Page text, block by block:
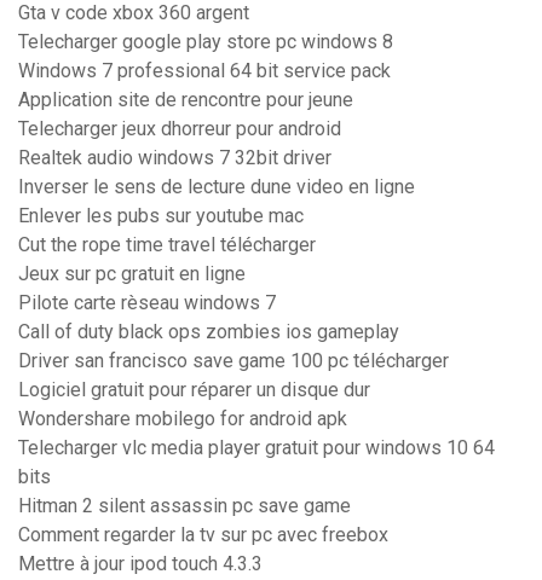
Gta v code xbox 360 argent
Telecharger google play store pc windows 8
Windows 7 professional 64 bit service pack
Application site de rencontre pour jeune
Telecharger jeux dhorreur pour android
Realtek audio windows 7 32bit driver
Inverser le sens de lecture dune video en ligne
Enlever les pubs sur youtube mac
Cut the rope time travel télécharger
Jeux sur pc gratuit en ligne
Pilote carte rèseau windows 7
Call of duty black ops zombies ios gameplay
Driver san francisco save game 100 pc télécharger
Logiciel gratuit pour réparer un disque dur
Wondershare mobilego for android apk
Telecharger vlc media player gratuit pour windows 10 64
bits
Hitman 2 silent assassin pc save game
Comment regarder la tv sur pc avec freebox
Mettre à jour ipod touch 4.3.3